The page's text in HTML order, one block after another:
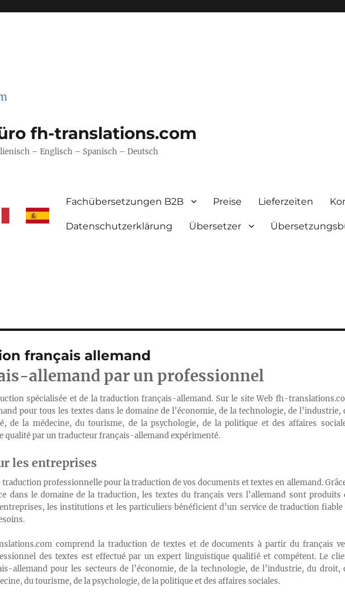
fh-translations.com
– Englisch – Spanisch – Deutsch
Fachübersetzungen B2B Preise Lieferzeiten
Datenschutzerklärung Übersetzer
français allemand
allemand par un professionnel
spécialisée et de la traduction français-allemand. Sur le site Web fh-
pour tous les textes dans le domaine de l’économie, de la technologie, de l’industrie,
de la médecine, du tourisme, de la psychologie, de la politique et des affaires
qualité par un traducteur français-allemand expérimenté.
les entreprises
professionnelle pour la traduction de vos documents et textes en allemand.
dans le domaine de la traduction, les textes du français vers l’allemand sont produits
les institutions et les particuliers bénéficient d’un service de traduction fiable
comprend la traduction de textes et de documents à partir du français
des textes est effectué par un expert linguistique qualifié et compétent. Le
allemand pour les secteurs de l’économie, de la technologie, de l’industrie, du droit,
du tourisme, de la psychologie, de la politique et des affaires sociales.